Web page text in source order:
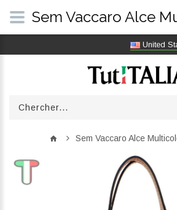
United
Sem Vaccaro Alce